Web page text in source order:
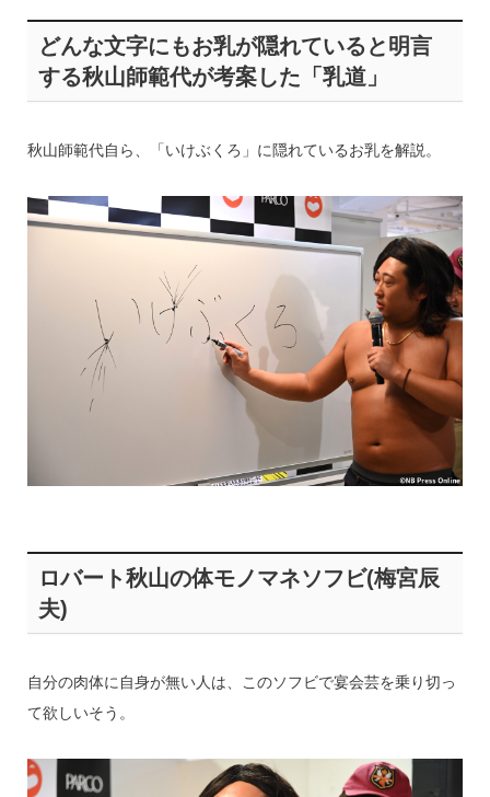
どんな文字にもお乳が隠れていると明言
する秋山師範代が考案した「乳道」
秋山師範代自ら、「いけぶくろ」に隠れているお乳を解説。
ロバート秋山の体モノマネソフビ(梅宮辰
夫)
自分の肉体に自身が無い人は、このソフビで宴会芸を乗り切っ
て欲しいそう。